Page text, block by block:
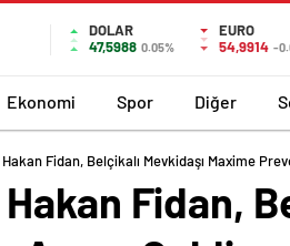
DOLAR
47,5988 0.05%
EURO
54,9914 -
Ekonomi Spor Diğer
Hakan Fidan, Belçikalı Mevkidaşı Maxime
Hakan Fidan,